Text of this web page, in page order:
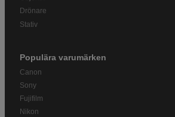
Drönare
Stativ
Populära varumärken
Canon
Sony
Fujifilm
Nikon